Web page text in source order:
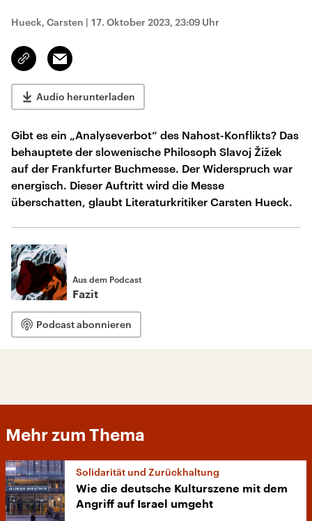
Hueck, Carsten | 17. Oktober 2023, 23:09 Uhr
Link
kopieren/teilen
Email
Audio herunterladen
Gibt es ein „Analyseverbot“ des Nahost-Konflikts? Das
behauptete der slowenische Philosoph Slavoj Žižek
auf der Frankfurter Buchmesse. Der Widerspruch war
energisch. Dieser Auftritt wird die Messe
überschatten, glaubt Literaturkritiker Carsten Hueck.
Aus dem Podcast
Fazit
Podcast abonnieren
Mehr zum Thema
Solidarität und Zurückhaltung
Wie die deutsche Kulturszene mit dem
Angriff auf Israel umgeht